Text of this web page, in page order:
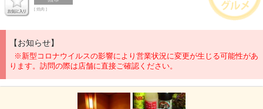
[ 焼肉 ]
【お知らせ】
※新型コロナウイルスの影響により営業状況に変更が生じる可能性があ
ります。訪問の際は店舗に直接ご確認ください。